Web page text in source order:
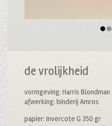
de vrolijkheid
vormgeving: Harris Blondman
afwerking: binderij Amros
papier: Invercote G 350 gr